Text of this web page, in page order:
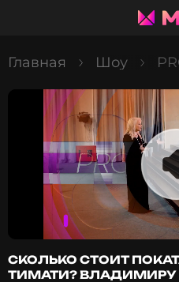
Главная Шоу
СКОЛЬКО СТОИТ
ТИМАТИ?